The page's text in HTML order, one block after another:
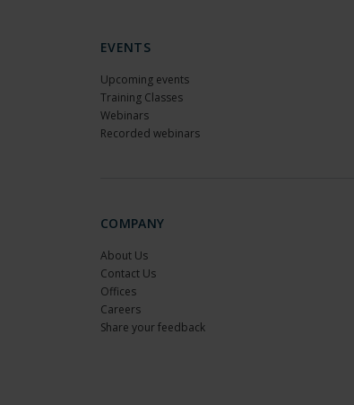
EVENTS
Upcoming events
Training Classes
Webinars
Recorded webinars
COMPANY
About Us
Contact Us
Offices
Careers
Share your feedback